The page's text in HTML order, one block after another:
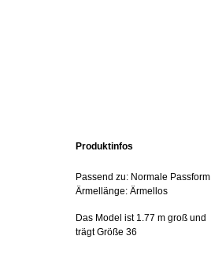
Produktinfos
Passend zu: Normale Passform
Ärmellänge: Ärmellos
Das Model ist 1.77 m groß und
trägt Größe 36